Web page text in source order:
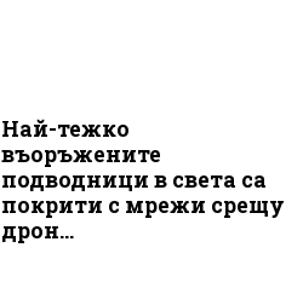
Най-тежко
въоръжените
подводници в света са
покрити с мрежи срещу
дрон...